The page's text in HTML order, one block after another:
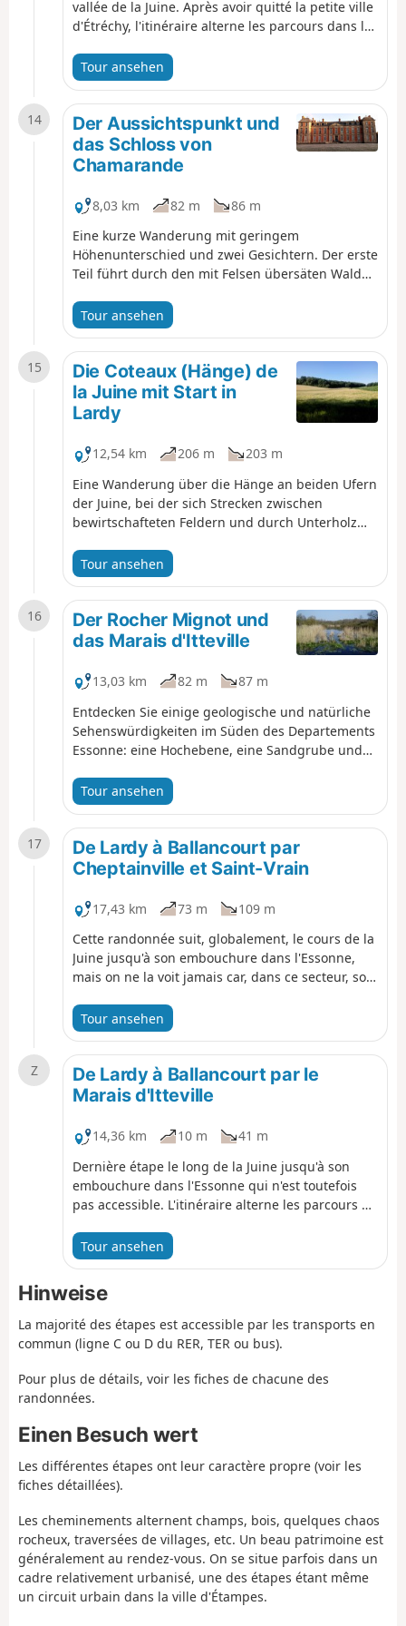
vallée de la Juine. Après avoir quitté la petite ville
d'Étréchy, l'itinéraire alterne les parcours dans les
géologique sablonneux, un petit rocher à cavité
naturelle et un dolmen.
Tour ansehen
14
Der Aussichtspunkt und
das Schloss von
Chamarande
8,03 km 82 m
86 m
Eine kurze Wanderung mit geringem
Höhenunterschied und zwei Gesichtern. Der erste
Teil führt durch den mit Felsen übersäten Wald
weiten Blick über das Tal. Der zweite Teil führt
durch die Domaine de Chamarande mit ihrem
Schloss im Stil Ludwigs XIII. und ihren
zahlreichen Kanälen und Wasserflächen.
Tour ansehen
15
Die Coteaux (Hänge) de
la Juine mit Start in
Lardy
12,54 km 206 m
203 m
Eine Wanderung über die Hänge an beiden Ufern
der Juine, bei der sich Strecken zwischen
bewirtschafteten Feldern und durch Unterholz
Kulturerbe zu entdecken: Dolmen, Schloss, alte
Mühle, Bauernhöfe, schöne Häuser, ...
Tour ansehen
16
Der Rocher Mignot und
das Marais d'Itteville
13,03 km 82 m
87 m
Entdecken Sie einige geologische und natürliche
Sehenswürdigkeiten im Süden des Departements
Essonne: eine Hochebene, eine Sandgrube und
Vögeln Lebensraum bietet. Eine Wanderung, die
abwechselnd durch Unterholz und Felder führt.
Tour ansehen
17
De Lardy à Ballancourt par
Cheptainville et Saint-Vrain
17,43 km 73 m
109 m
Cette randonnée suit, globalement, le cours de la
Juine jusqu'à son embouchure dans l'Essonne,
mais on ne la voit jamais car, dans ce secteur, son
les traversées des forêts de Cheptainville de
Saint-Vrain, les chemins entre les champs et les
parcours en secteur urbanisé. L'obélisque de
Saint-Vrain, en lisière de forêt, constitue une
curiosité.
Tour ansehen
Z
De Lardy à Ballancourt par le
Marais d'Itteville
14,36 km 10 m
41 m
Dernière étape le long de la Juine jusqu'à son
embouchure dans l'Essonne qui n'est toutefois
pas accessible. L'itinéraire alterne les parcours en
Marais d'Itteville, avec ses étangs, ses roselières
et ses observatoires à oiseaux, constitue le point
d'orgue de cette randonnée.
Tour ansehen
Hinweise
La majorité des étapes est accessible par les transports en
commun (ligne C ou D du RER, TER ou bus).
Pour plus de détails, voir les fiches de chacune des
randonnées.
Einen Besuch wert
Les différentes étapes ont leur caractère propre (voir les
fiches détaillées).
Les cheminements alternent champs, bois, quelques chaos
rocheux, traversées de villages, etc. Un beau patrimoine est
généralement au rendez-vous. On se situe parfois dans un
cadre relativement urbanisé, une des étapes étant même
un circuit urbain dans la ville d'Étampes.